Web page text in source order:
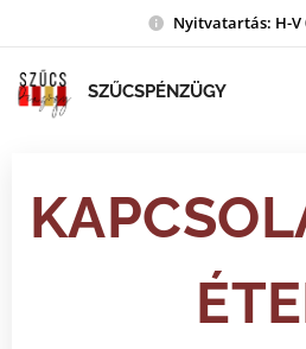
Nyitvatartás: H-V
SZŰCSPÉNZÜGY